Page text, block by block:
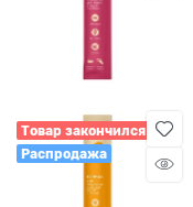
Товар закончился
Распродажа